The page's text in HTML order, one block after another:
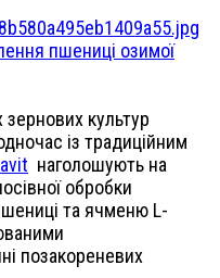
пшениці озимої
зернових культур
із традиційним
наголошують на
обробки
та ячменю L-
позакореневих